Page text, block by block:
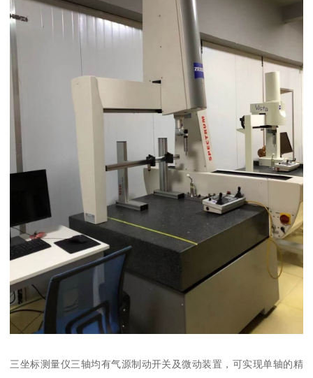
三坐标测量仪三轴均有气源制动开关及微动装置，可实现单轴的精